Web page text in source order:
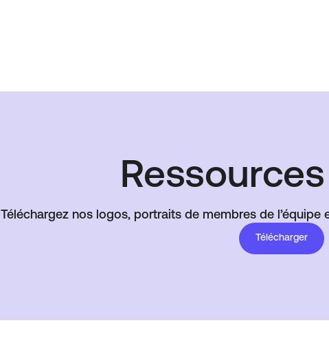
Téléchargez nos logos, portraits de membres de l’équipe
Télécharger